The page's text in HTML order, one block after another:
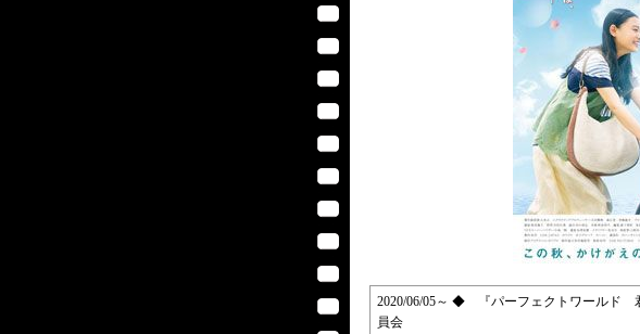
2020/06/05～ ◆ 『パーフェクトワールド
員会